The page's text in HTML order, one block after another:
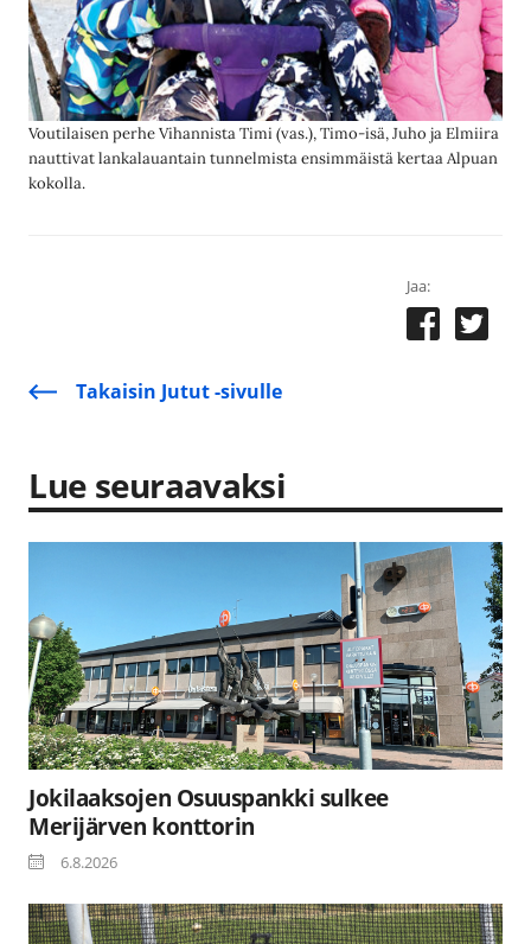
Voutilaisen perhe Vihannista Timi (vas.), Timo-isä, Juho ja Elmiira
nauttivat lankalauantain tunnelmista ensimmäistä kertaa Alpuan
kokolla.
Jaa:
Takaisin Jutut -sivulle
Lue seuraavaksi
Jokilaaksojen Osuuspankki sulkee
Merijärven konttorin
6.8.2026